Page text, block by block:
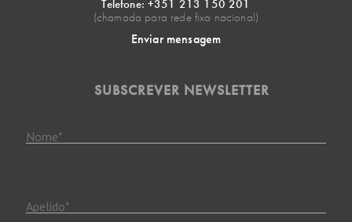
Telefone: +351 213 150 201
(chamada para rede fixa nacional)
Enviar mensagem
SUBSCREVER NEWSLETTER
Nome*
Apelido*